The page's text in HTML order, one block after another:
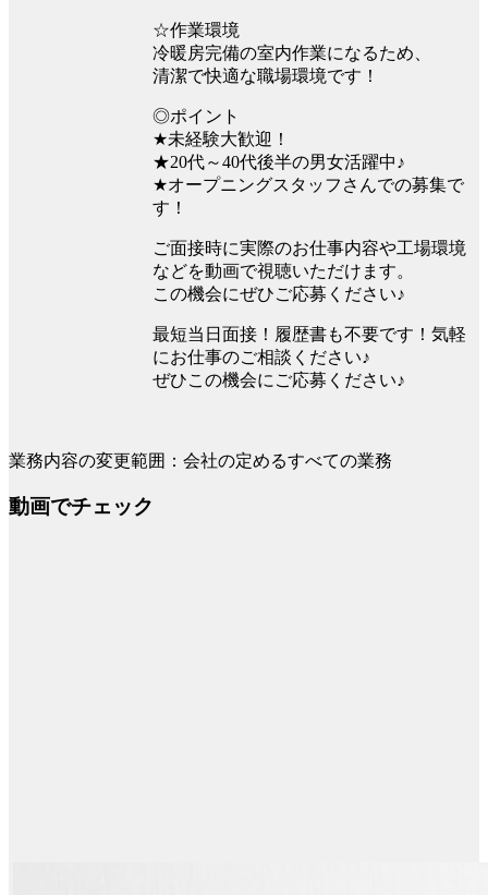
☆作業環境
冷暖房完備の室内作業になるため、
清潔で快適な職場環境です！
◎ポイント
★未経験大歓迎！
★20代～40代後半の男女活躍中♪
★オープニングスタッフさんでの募集で
す！
ご面接時に実際のお仕事内容や工場環境
などを動画で視聴いただけます。
この機会にぜひご応募ください♪
最短当日面接！履歴書も不要です！気軽
にお仕事のご相談ください♪
ぜひこの機会にご応募ください♪
業務内容の変更範囲：会社の定めるすべての業務
動画でチェック